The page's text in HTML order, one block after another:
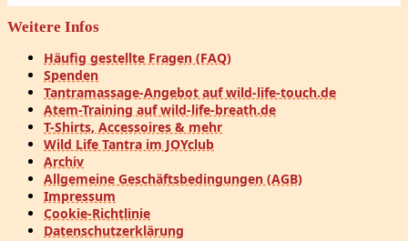
Weitere Infos
Häufig gestellte Fragen (FAQ)
Spenden
Tantramassage-Angebot auf wild-life-touch.de
Atem-Training auf wild-life-breath.de
T-Shirts, Accessoires & mehr
Wild Life Tantra im JOYclub
Archiv
Allgemeine Geschäftsbedingungen (AGB)
Impressum
Cookie-Richtlinie
Datenschutzerklärung